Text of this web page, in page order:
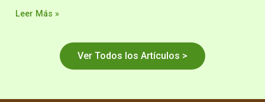
Leer Más »
Ver Todos los Artículos >